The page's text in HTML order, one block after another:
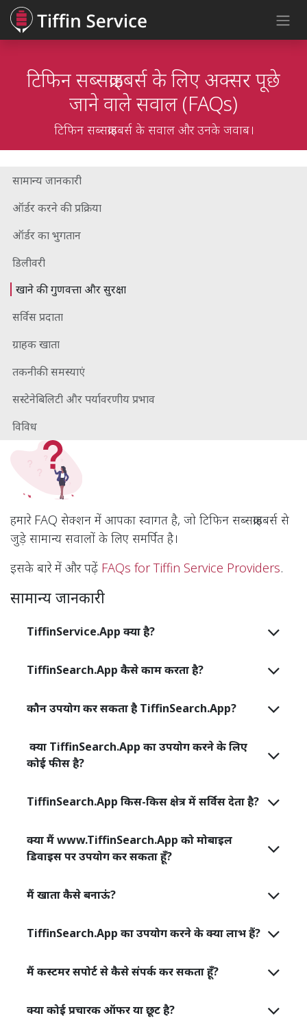
Skip to Content
टिफिन सब्सक्राइबर्स के लिए अक्सर पूछे
जाने वाले सवाल (FAQs)
टिफिन सब्सक्राइबर्स के सवाल और उनके जवाब।
सामान्य जानकारी
ऑर्डर करने की प्रक्रिया
ऑर्डर का भुगतान
डिलीवरी
खाने की गुणवत्ता और सुरक्षा
सर्विस प्रदाता
ग्राहक खाता
तकनीकी समस्याएं
सस्टेनेबिलिटी और पर्यावरणीय प्रभाव
विविध
हमारे FAQ सेक्शन में आपका स्वागत है, जो टिफिन सब्सक्राइबर्स से
जुड़े सामान्य सवालों के लिए समर्पित है।
इसके बारे में और पढ़ें ​ FAQs for Tiffin Service Providers.
सामान्य जानकारी
TiffinService.App क्या है?
TiffinSearch.App कैसे काम करता है?
कौन उपयोग कर सकता है TiffinSearch.App?
क्या TiffinSearch.App का उपयोग करने के लिए
कोई फीस है?
TiffinSearch.App किस-किस क्षेत्र में सर्विस देता है?
क्या मैं www.TiffinSearch.App को मोबाइल
डिवाइस पर उपयोग कर सकता हूँ?
मैं खाता कैसे बनाऊं?
TiffinSearch.App का उपयोग करने के क्या लाभ हैं?
मैं कस्टमर सपोर्ट से कैसे संपर्क कर सकता हूँ?
क्या कोई प्रचारक ऑफर या छूट है?